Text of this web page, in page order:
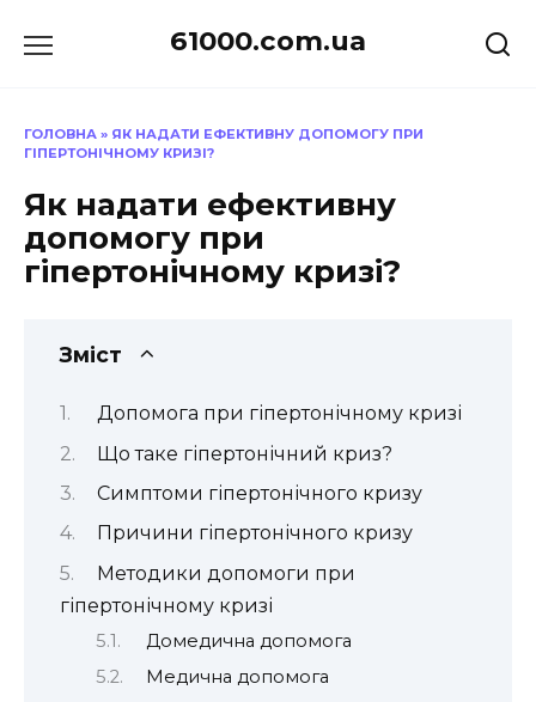
до
61000.com.ua
ГОЛОВНА » ЯК НАДАТИ ЕФЕКТИВНУ ДОПОМОГУ ПРИ
ГІПЕРТОНІЧНОМУ КРИЗІ?
Як надати ефективну
допомогу при
гіпертонічному кризі?
Зміст
Допомога при гіпертонічному кризі
Що таке гіпертонічний криз?
Симптоми гіпертонічного кризу
Причини гіпертонічного кризу
Методики допомоги при
гіпертонічному кризі
Домедична допомога
Медична допомога